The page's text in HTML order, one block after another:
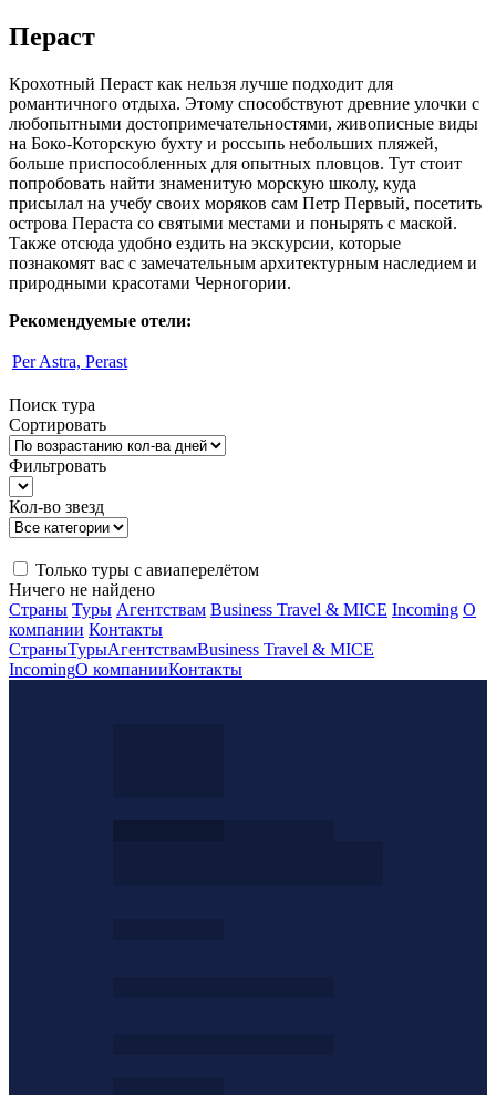
Пераст
Крохотный Пераст как нельзя лучше подходит для
романтичного отдыха. Этому способствуют древние улочки с
любопытными достопримечательностями, живописные виды
на Боко-Которскую бухту и россыпь небольших пляжей,
больше приспособленных для опытных пловцов. Тут стоит
попробовать найти знаменитую морскую школу, куда
присылал на учебу своих моряков сам Петр Первый, посетить
острова Пераста со святыми местами и понырять с маской.
Также отсюда удобно ездить на экскурсии, которые
познакомят вас с замечательным архитектурным наследием и
природными красотами Черногории.
Рекомендуемые отели:
Per Astra, Perast
Поиск тура
Сортировать
Фильтровать
Кол-во звезд
Только туры с авиаперелётом
Ничего не найдено
Страны Туры Агентствам Business Travel & MICE Incoming О
компании Контакты
СтраныТурыАгентствамBusiness Travel & MICE
IncomingО компанииКонтакты